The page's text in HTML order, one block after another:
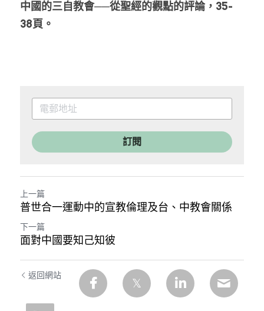
中國的三自教會──從聖經的觀點的評論，35-
38頁。
訂閱
上一篇
普世合一運動中的宣教倫理及台、中教會關係
下一篇
面對中國要知己知彼
返回網站